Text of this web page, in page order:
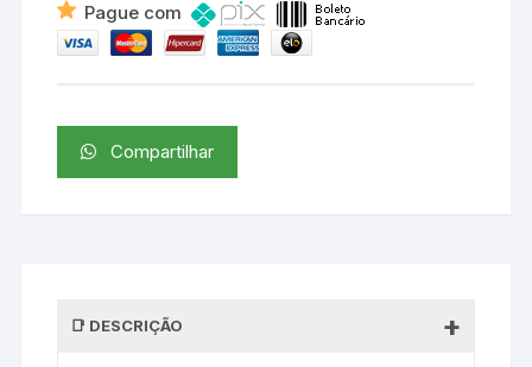
Pague com
Compartilhar
DESCRIÇÃO